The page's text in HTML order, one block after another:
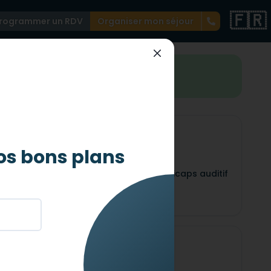
un RDV Organiser mon séjour 🇫🇷
Adapté pour les handicaps auditif
bons plans